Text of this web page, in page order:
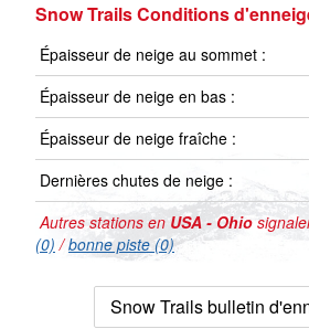
Snow Trails Conditions
Épaisseur de neige au sommet :
Épaisseur de neige en bas :
Épaisseur de neige fraîche :
Dernières chutes de neige :
Autres stations en USA - Ohio
(0) /bonne piste (0)
Snow Trails bulletin